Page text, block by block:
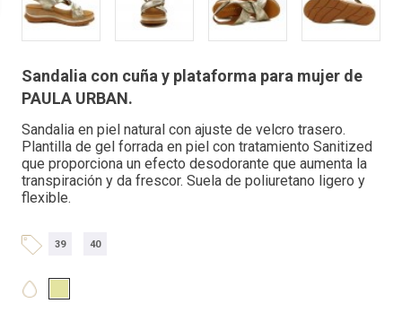
Sandalia con cuña y plataforma para mujer de
PAULA URBAN.
Sandalia en piel natural con ajuste de velcro trasero.
Plantilla de gel forrada en piel con tratamiento Sanitized
que proporciona un efecto desodorante que aumenta la
transpiración y da frescor. Suela de poliuretano ligero y
flexible.
39 40